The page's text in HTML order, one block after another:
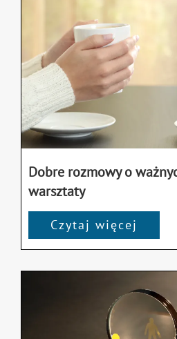
Dobre rozmowy o
warsztaty
Czytaj więcej